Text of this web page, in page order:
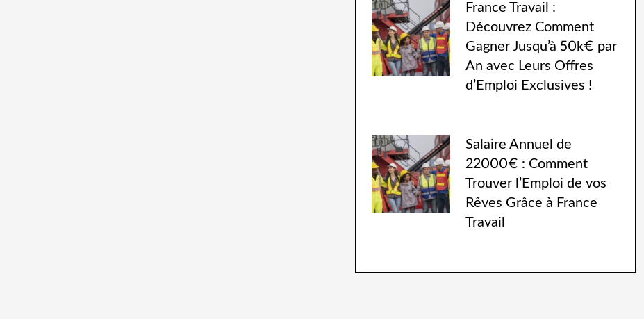
France Travail :
Découvrez Comment
Gagner Jusqu’à 50k€ par
An avec Leurs Offres
d’Emploi Exclusives !
Salaire Annuel de
22000€ : Comment
Trouver l’Emploi de vos
Rêves Grâce à France
Travail